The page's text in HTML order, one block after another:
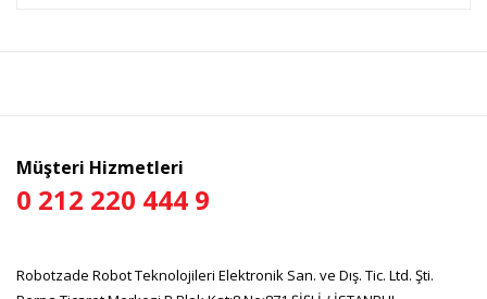
Ürün bilgilerinde hatalar bulunuyor.
Bu ürüne benzer farklı alternatifler olmalı.
Müşteri Hizmetleri
0 212 220 444 9
Robotzade Robot Teknolojileri Elektronik San. ve Dış. Tic. Ltd. Şti.